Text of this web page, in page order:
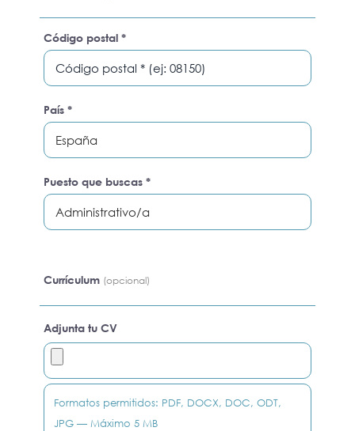
Código postal *
País *
España
Puesto que buscas *
Administrativo/a
Currículum (opcional)
Adjunta tu CV
Formatos permitidos: PDF, DOCX, DOC, ODT,
JPG — Máximo 5 MB